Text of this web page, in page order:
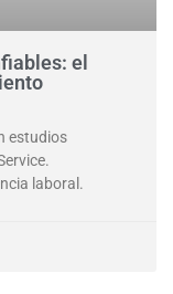
el
estudios
laboral.